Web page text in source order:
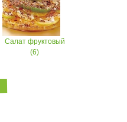
Салат фруктовый
(6)